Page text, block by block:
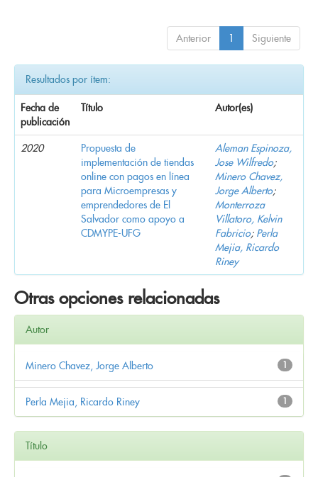
Anterior 1 Siguiente
Resultados por ítem:
Fecha de
publicación
Título Autor(es)
2020
Propuesta de
implementación de tiendas
online con pagos en línea
para Microempresas y
emprendedores de El
Salvador como apoyo a
CDMYPE-UFG
Aleman Espinoza,
Jose Wilfredo;
Minero Chavez,
Jorge Alberto;
Monterroza
Villatoro, Kelvin
Fabricio; Perla
Mejia, Ricardo
Riney
Otras opciones relacionadas
Autor
1
Minero Chavez, Jorge Alberto
1
Perla Mejia, Ricardo Riney
Título